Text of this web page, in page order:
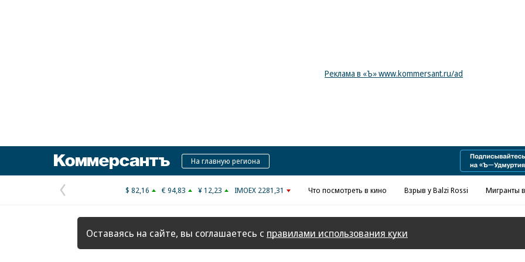
Реклама в «Ъ» www.kommersant.ru/ad
КоммерсантъНа главную региона
Предыдущая
страница
$ 82,16 € 94,83 ¥ 12,23 IMOEX 2281,31 Что посмотреть в кино Взрыв у Balzi Rossi Мигранты
Оставаясь на сайте, вы соглашаетесь с правилами использования куки